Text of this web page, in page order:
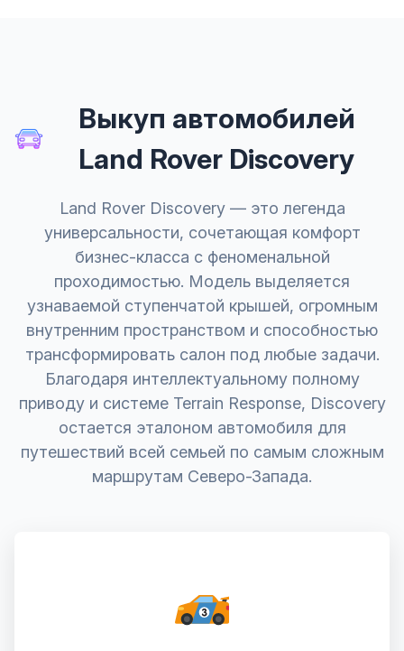
Выкуп автомобилей
Land Rover Discovery
Land Rover Discovery — это легенда
универсальности, сочетающая комфорт
бизнес-класса с феноменальной
проходимостью. Модель выделяется
узнаваемой ступенчатой крышей, огромным
внутренним пространством и способностью
трансформировать салон под любые задачи.
Благодаря интеллектуальному полному
приводу и системе Terrain Response, Discovery
остается эталоном автомобиля для
путешествий всей семьей по самым сложным
маршрутам Северо-Запада.